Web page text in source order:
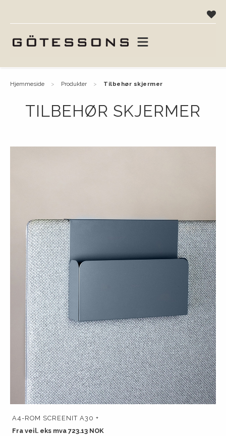
hjemmeside produkter tilbehør skjermer
TILBEHØR SKJERMER
A4-ROM SCREENIT A30 +
Fra veil. eks mva 723.13 NOK